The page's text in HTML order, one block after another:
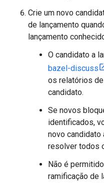
Crie um novo
de lançamento
lançamento
O candidato a
bazel-discuss
os relatórios
candidato.
Se novos
identificados,
novo candidato
resolver todos
Não é
ramificação de